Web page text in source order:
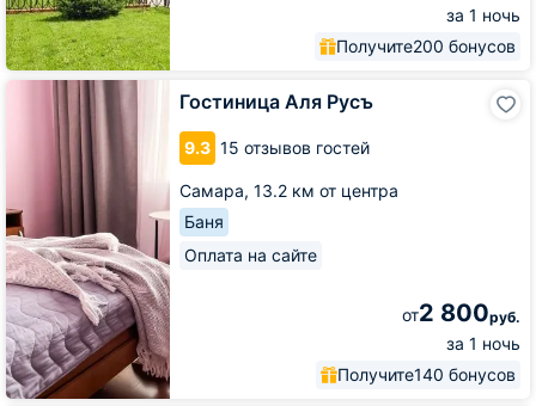
за 1 ночь
Получите200 бонусов
Гостиница Аля Русъ
9.3 15 отзывов гостей
Самара, 13.2 км от центра
Баня
Оплата на сайте
от2 800руб.
за 1 ночь
Получите140 бонусов
Гостиница